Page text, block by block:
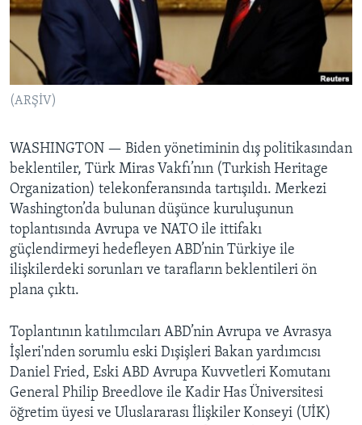
HAYATTAN
SANAT
BIZI TAKIP EDIN
Diller
(ARŞİV)
WASHINGTON — Biden yönetiminin dış politikasından
beklentiler, Türk Miras Vakfı’nın (Turkish Heritage
Organization) telekonferansında tartışıldı. Merkezi
Washington’da bulunan düşünce kuruluşunun
toplantısında Avrupa ve NATO ile ittifakı
güçlendirmeyi hedefleyen ABD’nin Türkiye ile
ilişkilerdeki sorunları ve tarafların beklentileri ön
plana çıktı.
Toplantının katılımcıları ABD’nin Avrupa ve Avrasya
İşleri'nden sorumlu eski Dışişleri Bakan yardımcısı
Daniel Fried, Eski ABD Avrupa Kuvvetleri Komutanı
General Philip Breedlove ile Kadir Has Üniversitesi
öğretim üyesi ve Uluslararası İlişkiler Konseyi (UİK)